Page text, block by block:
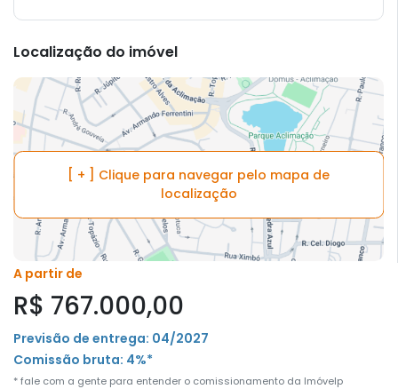
Localização do imóvel
[ + ] Clique para navegar pelo mapa de
localização
A partir de
R$ 767.000,00
Previsão de entrega: 04/2027
Comissão bruta: 4%*
* fale com a gente para entender o comissionamento da Imóvelp